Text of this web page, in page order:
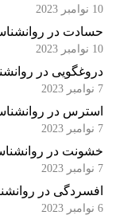
حسادت در روانشناسی
دروغگویی در روانشناسی
استرس در روانشناسی
خشونت در روانشناسی
افسردگی در روانشناسی